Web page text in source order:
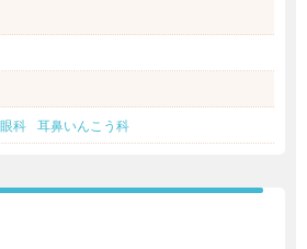
眼科 耳鼻いんこう科